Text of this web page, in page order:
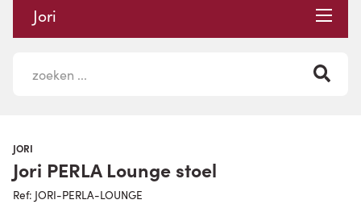
Jori
JORI
Jori PERLA Lounge stoel
Ref: JORI-PERLA-LOUNGE